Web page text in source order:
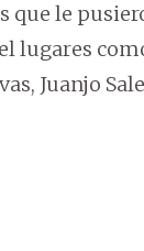
que le
lugares
Juanjo